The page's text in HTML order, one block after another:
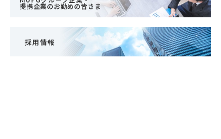
提携企業のお勤めの皆さま
採用情報